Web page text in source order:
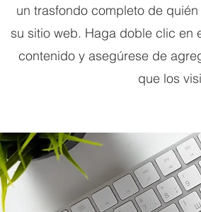
un trasfondo completo de
su sitio web. Haga doble clic en
contenido y asegúrese de
que los